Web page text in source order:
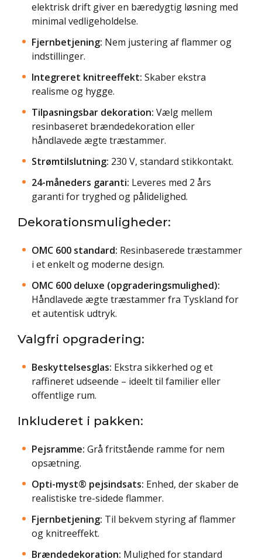
elektrisk drift giver en bæredygtig løsning med
minimal vedligeholdelse.
Fjernbetjening: Nem justering af flammer og
indstillinger.
Integreret knitreeffekt: Skaber ekstra
realisme og hygge.
Tilpasningsbar dekoration: Vælg mellem
resinbaseret brændedekoration eller
håndlavede ægte træstammer.
Strømtilslutning: 230 V, standard stikkontakt.
24-måneders garanti: Leveres med 2 års
garanti for tryghed og pålidelighed.
Dekorationsmuligheder:
OMC 600 standard: Resinbaserede træstammer
i et enkelt og moderne design.
OMC 600 deluxe (opgraderingsmulighed):
Håndlavede ægte træstammer fra Tyskland for
et autentisk udtryk.
Valgfri opgradering:
Beskyttelsesglas: Ekstra sikkerhed og et
raffineret udseende – ideelt til familier eller
offentlige rum.
Inkluderet i pakken:
Pejsramme: Grå fritstående ramme for nem
opsætning.
Opti-myst® pejsindsats: Enhed, der skaber de
realistiske tre-sidede flammer.
Fjernbetjening: Til bekvem styring af flammer
og knitreeffekt.
Brændedekoration: Mulighed for standard